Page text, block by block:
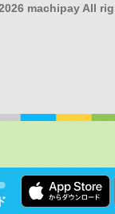
machipay All